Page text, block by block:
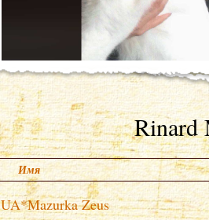
Rinard
Имя
UA*Mazurka Zeus